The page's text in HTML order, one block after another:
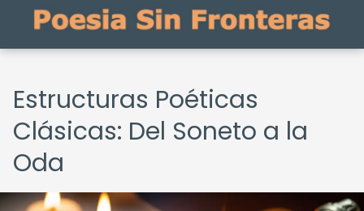
Estructuras Poéticas
Clásicas: Del Soneto a la
Oda